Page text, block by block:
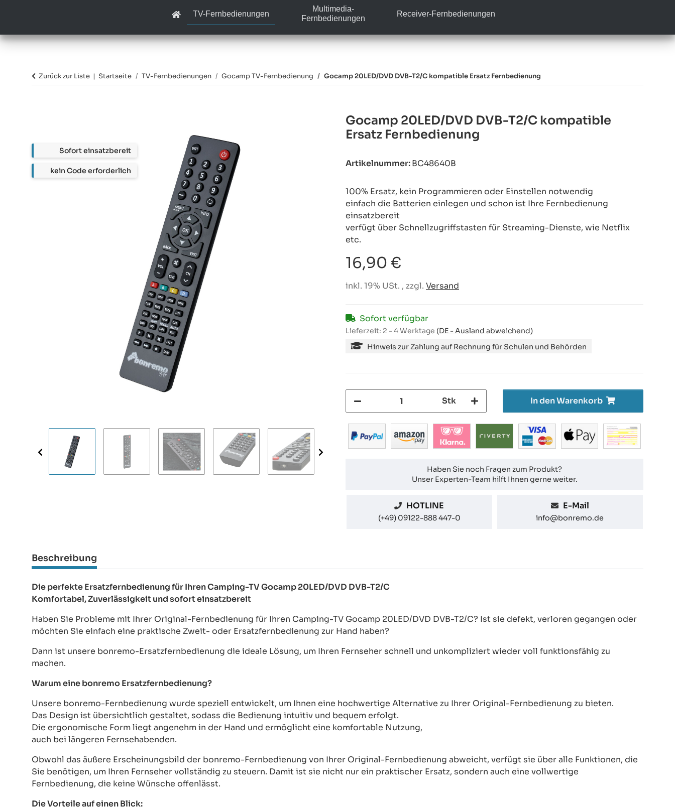
TV-Fernbedienungen
Multimedia-
Fernbedienungen
Receiver-Fernbedienungen
Zurück zur Liste Startseite TV-Fernbedienungen Gocamp TV-Fernbedienung Gocamp 20LED/DVD DVB-T2/C kompatible Ersatz Fernbedienung
Gocamp 20LED/DVD DVB-T2/C kompatible
Ersatz Fernbedienung
Artikelnummer:BC48640B
100% Ersatz, kein Programmieren oder Einstellen notwendig
einfach die Batterien einlegen und schon ist Ihre Fernbedienung
einsatzbereit
verfügt über Schnellzugriffstasten für Streaming-Dienste, wie Netflix
etc.
16,90 €
inkl. 19% USt. , zzgl. Versand
Sofort verfügbar
Lieferzeit: 2 - 4 Werktage (DE - Ausland abweichend)
Hinweis zur Zahlung auf Rechnung für Schulen und Behörden
Stk In den Warenkorb
Haben Sie noch Fragen zum Produkt?
Unser Experten-Team hilft Ihnen gerne weiter.
HOTLINE
(+49) 09122-888 447-0
E-Mail
info@bonremo.de
Beschreibung
Die perfekte Ersatzfernbedienung für Ihren Camping-TV Gocamp 20LED/DVD DVB-T2/C
Komfortabel, Zuverlässigkeit und sofort einsatzbereit
Haben Sie Probleme mit Ihrer Original-Fernbedienung für Ihren Camping-TV Gocamp 20LED/DVD DVB-T2/C? Ist sie defekt, verloren gegangen oder
möchten Sie einfach eine praktische Zweit- oder Ersatzfernbedienung zur Hand haben?
Dann ist unsere bonremo-Ersatzfernbedienung die ideale Lösung, um Ihren Fernseher schnell und unkompliziert wieder voll funktionsfähig zu
machen.
Warum eine bonremo Ersatzfernbedienung?
Unsere bonremo-Fernbedienung wurde speziell entwickelt, um Ihnen eine hochwertige Alternative zu Ihrer Original-Fernbedienung zu bieten.
Das Design ist übersichtlich gestaltet, sodass die Bedienung intuitiv und bequem erfolgt.
Die ergonomische Form liegt angenehm in der Hand und ermöglicht eine komfortable Nutzung,
auch bei längeren Fernsehabenden.
Obwohl das äußere Erscheinungsbild der bonremo-Fernbedienung von Ihrer Original-Fernbedienung abweicht, verfügt sie über alle Funktionen, die
Sie benötigen, um Ihren Fernseher vollständig zu steuern. Damit ist sie nicht nur ein praktischer Ersatz, sondern auch eine vollwertige
Fernbedienung, die keine Wünsche offenlässt.
Die Vorteile auf einen Blick: